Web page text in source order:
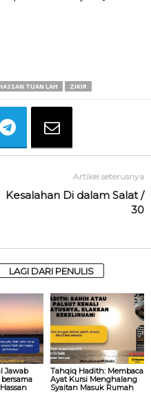
TUAN LAH ZIKIR
Artikel seterusnya
Kesalahan Di dalam Salat /
30
LAGI DARI PENULIS
Jawab
Tahqiq Hadith: Membaca
Ayat Kursi Menghalang
Syaitan Masuk Rumah